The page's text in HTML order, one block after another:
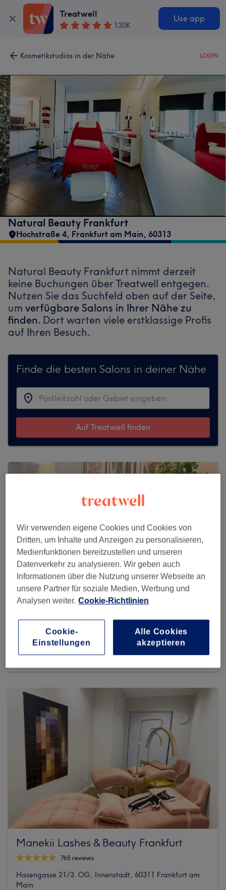
Treatwell
130K
Use app
Kosmetikstudios in der Nähe LOGIN
Natural Beauty Frankfurt
Hochstraße 4, Frankfurt am Main, 60313
Natural Beauty Frankfurt nimmt derzeit
keine Buchungen über Treatwell entgegen.
Nutzen Sie das Suchfeld oben auf der Seite,
um verfügbare Salons in Ihrer Nähe zu
finden. Dort warten viele erstklassige Profis
auf Ihren Besuch.
Finde die besten Salons in deiner Nähe
Auf Treatwell finden
RivaDerma Frankfurt
202 reviews
Schillerstraße 31, Eingang Taubenstraße 1, 60313
Manekii Lashes & Beauty Frankfurt
765 reviews
Hasengasse 21/3. OG, Innenstadt, 60311 Frankfurt am
Main
Wir verwenden eigene Cookies und Cookies von
Dritten, um Inhalte und Anzeigen zu personalisieren,
Medienfunktionen bereitzustellen und unseren
Datenverkehr zu analysieren. Wir geben auch
Informationen über die Nutzung unserer Webseite an
unsere Partner für soziale Medien, Werbung und
Analysen weiter. Cookie-Richtlinien
Cookie-
Einstellungen
Alle Cookies
akzeptieren